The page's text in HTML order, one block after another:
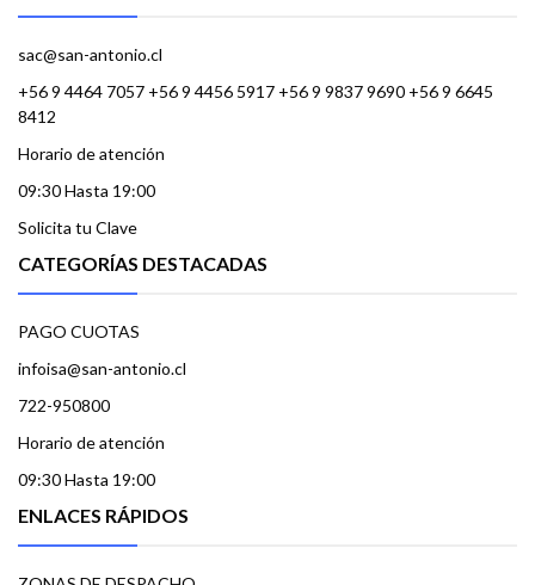
sac@san-antonio.cl
+56 9 4464 7057 +56 9 4456 5917 +56 9 9837 9690 +56 9 6645
8412
Horario de atención
09:30 Hasta 19:00
Solicita tu Clave
CATEGORÍAS DESTACADAS
PAGO CUOTAS
infoisa@san-antonio.cl
722-950800
Horario de atención
09:30 Hasta 19:00
ENLACES RÁPIDOS